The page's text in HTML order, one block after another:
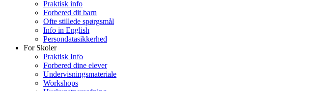
Praktisk info
Forbered dit barn
Ofte stillede spørgsmål
Info in English
Persondatasikkerhed
For Skoler
Praktisk Info
Forbered dine elever
Undervisningsmateriale
Workshops